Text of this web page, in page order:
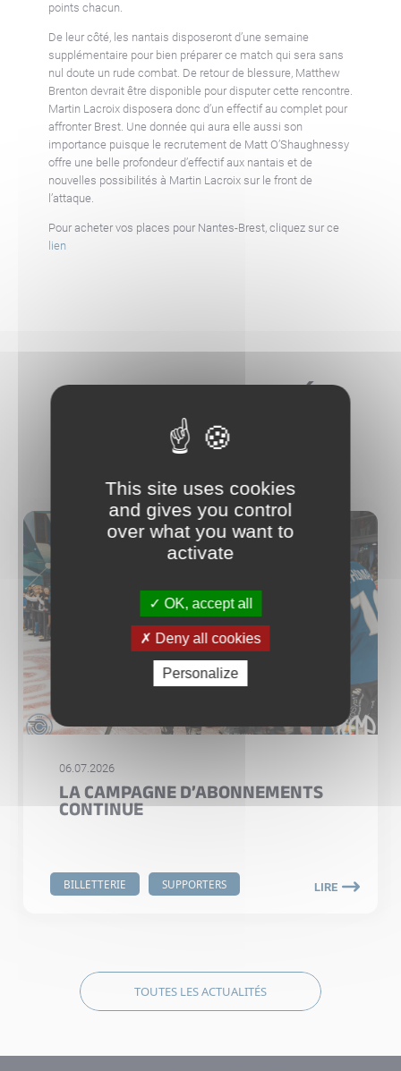
points chacun.
De leur côté, les nantais disposeront d’une semaine
supplémentaire pour bien préparer ce match qui sera sans
nul doute un rude combat. De retour de blessure, Matthew
Brenton devrait être disponible pour disputer cette rencontre.
Martin Lacroix disposera donc d’un effectif au complet pour
affronter Brest. Une donnée qui aura elle aussi son
importance puisque le recrutement de Matt O’Shaughnessy
offre une belle profondeur d’effectif aux nantais et de
nouvelles possibilités à Martin Lacroix sur le front de
l’attaque.
Pour acheter vos places pour Nantes-Brest, cliquez sur ce
lien
AUTRES ACTUALITÉS
BILLETTERIE SUPPORTERS
06.07.2026
LA CAMPAGNE D’ABONNEMENTS
CONTINUE
LIRE
TOUTES LES ACTUALITÉS
This site uses cookies
and gives you control
over what you want to
activate
OK, accept all
Deny all cookies
Personalize